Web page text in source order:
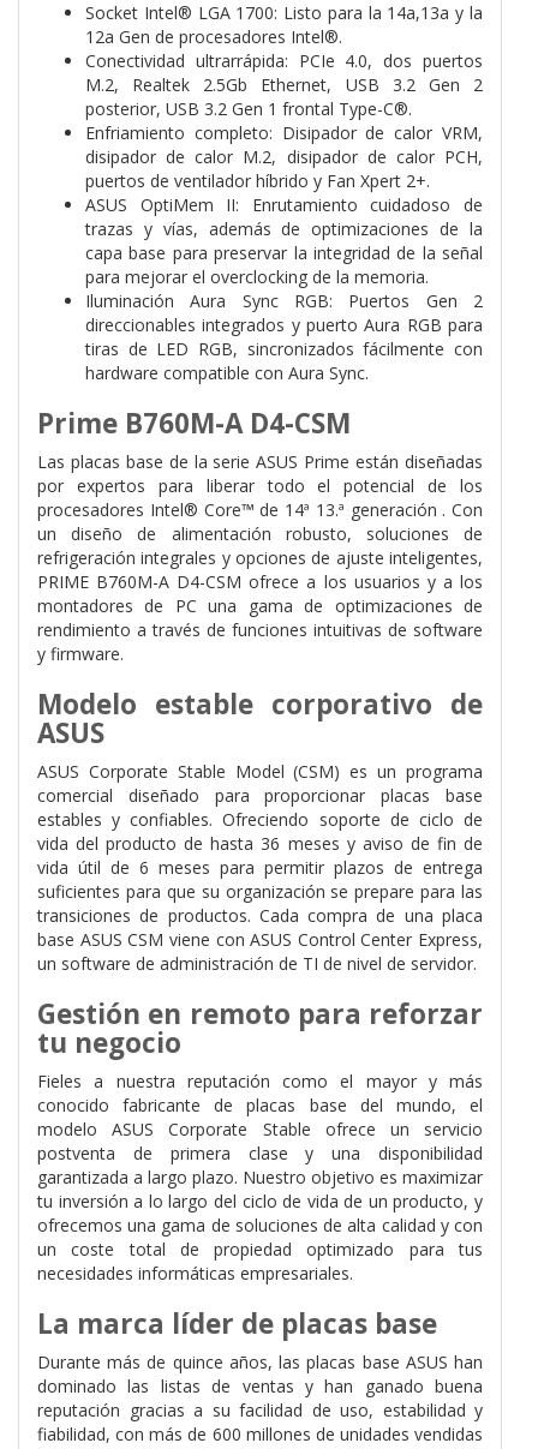
Socket Intel® LGA 1700: Listo para la 14a,13a y la
12a Gen de procesadores Intel®.
Conectividad ultrarrápida: PCIe 4.0, dos puertos
M.2, Realtek 2.5Gb Ethernet, USB 3.2 Gen 2
posterior, USB 3.2 Gen 1 frontal Type-C®.
Enfriamiento completo: Disipador de calor VRM,
disipador de calor M.2, disipador de calor PCH,
puertos de ventilador híbrido y Fan Xpert 2+.
ASUS OptiMem II: Enrutamiento cuidadoso de
trazas y vías, además de optimizaciones de la
capa base para preservar la integridad de la señal
para mejorar el overclocking de la memoria.
Iluminación Aura Sync RGB: Puertos Gen 2
direccionables integrados y puerto Aura RGB para
tiras de LED RGB, sincronizados fácilmente con
hardware compatible con Aura Sync.
Prime B760M-A D4-CSM
Las placas base de la serie ASUS Prime están diseñadas
por expertos para liberar todo el potencial de los
procesadores Intel® Core™ de 14ª 13.ª generación . Con
un diseño de alimentación robusto, soluciones de
refrigeración integrales y opciones de ajuste inteligentes,
PRIME B760M-A D4-CSM ofrece a los usuarios y a los
montadores de PC una gama de optimizaciones de
rendimiento a través de funciones intuitivas de software
y firmware.
Modelo estable corporativo de
ASUS
ASUS Corporate Stable Model (CSM) es un programa
comercial diseñado para proporcionar placas base
estables y confiables. Ofreciendo soporte de ciclo de
vida del producto de hasta 36 meses y aviso de fin de
vida útil de 6 meses para permitir plazos de entrega
suficientes para que su organización se prepare para las
transiciones de productos. Cada compra de una placa
base ASUS CSM viene con ASUS Control Center Express,
un software de administración de TI de nivel de servidor.
Gestión en remoto para reforzar
tu negocio
Fieles a nuestra reputación como el mayor y más
conocido fabricante de placas base del mundo, el
modelo ASUS Corporate Stable ofrece un servicio
postventa de primera clase y una disponibilidad
garantizada a largo plazo. Nuestro objetivo es maximizar
tu inversión a lo largo del ciclo de vida de un producto, y
ofrecemos una gama de soluciones de alta calidad y con
un coste total de propiedad optimizado para tus
necesidades informáticas empresariales.
La marca líder de placas base
Durante más de quince años, las placas base ASUS han
dominado las listas de ventas y han ganado buena
reputación gracias a su facilidad de uso, estabilidad y
fiabilidad, con más de 600 millones de unidades vendidas